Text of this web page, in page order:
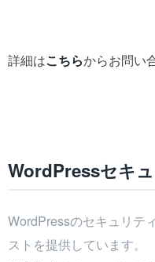
詳細はこちらからお問い
WordPressセキ
WordPressのセキュリテ
ストを提供しています。